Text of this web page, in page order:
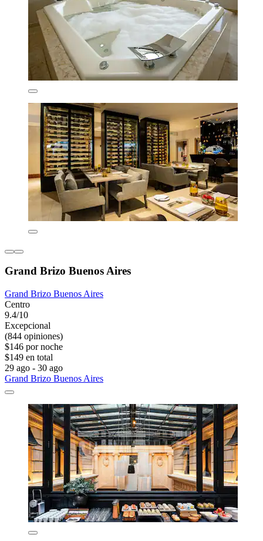
Grand Brizo Buenos Aires
Grand Brizo Buenos Aires
Centro
9.4/10
Excepcional
(844 opiniones)
$146 por noche
$149 en total
29 ago - 30 ago
Grand Brizo Buenos Aires